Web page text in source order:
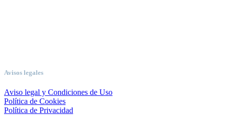
Avisos legales
Aviso legal y Condiciones de Uso
Política de Cookies
Política de Privacidad